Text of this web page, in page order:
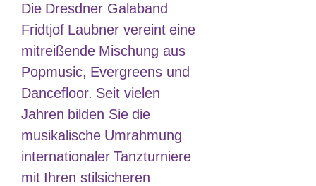
Die Dresdner Galaband
Fridtjof Laubner vereint eine
mitreißende Mischung aus
Popmusic, Evergreens und
Dancefloor. Seit vielen
Jahren bilden Sie die
musikalische Umrahmung
internationaler Tanzturniere
mit Ihren stilsicheren